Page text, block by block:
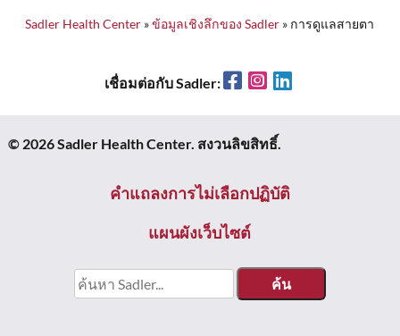
Sadler Health Center »ข้อมูลเชิงลึกของ Sadler » การดูแลสายตา
เชื่อมต่อกับ Sadler: FacebookInstagram
© 2026 Sadler Health Center. สงวนลิขสิทธิ์.
คําแถลงการไม่เลือกปฏิบัติ
แผนผังเว็บไซต์
หา: